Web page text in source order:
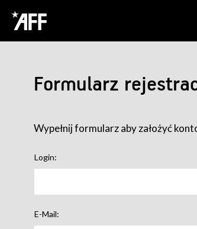
Formularz
Wypełnij formularz aby założyć
Login:
E-Mail: